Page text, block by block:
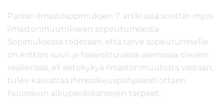
Pariisin ilmastosopimuksen 7. artiklassa sovittiin myös
ilmastonmuutokseen sopeutumisesta.
Sopimuksessa todetaan, että tarve sopeutumiselle
on erittäin suuri ja haavoittuvassa asemassa olevien
resilienssiä, eli sietokykyä ilmastonmuutosta vastaan,
tulee kasvattaa ihmisoikeuspohjaisesti ottaen
huomioon alkuperäiskansojen tarpeet.